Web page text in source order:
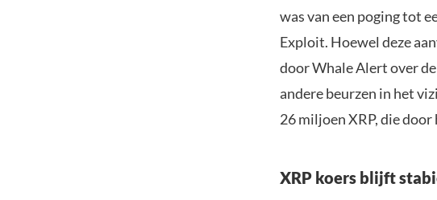
was van een poging tot
Exploit. Hoewel deze
door Whale Alert over
andere beurzen in het
26 miljoen XRP, die
XRP koers blijft